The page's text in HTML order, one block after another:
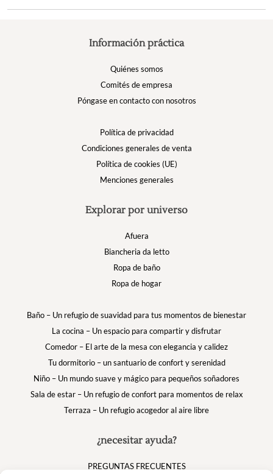
¿necesitar ayuda?
PREGUNTAS FRECUENTES
Información práctica
Quiénes somos
Comités de empresa
Póngase en contacto con nosotros
Política de privacidad
Condiciones generales de venta
Política de cookies (UE)
Menciones generales
Explorar por universo
Afuera
Biancheria da letto
Ropa de baño
Ropa de hogar
Baño – Un refugio de suavidad para tus momentos de bienestar
La cocina – Un espacio para compartir y disfrutar
Comedor – El arte de la mesa con elegancia y calidez
Tu dormitorio – un santuario de confort y serenidad
Niño – Un mundo suave y mágico para pequeños soñadores
Sala de estar – Un refugio de confort para momentos de relax
Terraza – Un refugio acogedor al aire libre